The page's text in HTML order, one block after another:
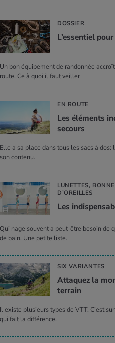
DOSSIER
L’es­sen­tiel
Un bon équipement de randonnée
route. Ce à quoi il faut veiller
EN ROUTE
Les élé­ments
secours
Elle a sa place dans tous les sacs à dos:
son contenu.
LUNETTES,
D’OREILLES
Les
Qui nage souvent a peut-être besoin de
de bain. Une petite liste.
SIX VARIANTES
Atta­quez la
ter­rain
Il existe plusieurs types de VTT. C’est
qui fait la différence.